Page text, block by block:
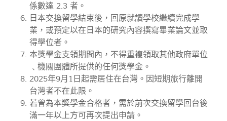
係數達 2.3 者。
日本交換留學結束後，回原就讀學校繼續完成學
業，或預定以在日本的研究內容撰寫畢業論文並取
得學位者。
本獎學金支領期間內，不得重複領取其他政府單位
﹑機關團體所提供的任何獎學金。
2025年9月1日起需居住在台灣。因短期旅行離開
台灣者不在此限。
若曾為本獎學金合格者，需於前次交換留學回台後
滿一年以上方可再次提出申請。